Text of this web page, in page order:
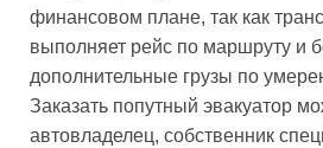
финансовом плане, так как
выполняет рейс по маршруту и
дополнительные грузы по
Заказать попутный эвакуатор
автовладелец, собственник